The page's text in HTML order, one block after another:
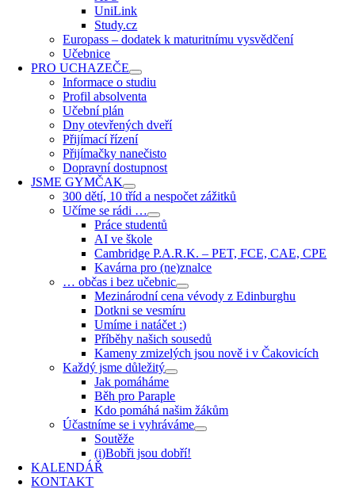
UniLink
Study.cz
Europass – dodatek k maturitnímu vysvědčení
Učebnice
PRO UCHAZEČE
Informace o studiu
Profil absolventa
Učební plán
Dny otevřených dveří
Přijímací řízení
Přijímačky nanečisto
Dopravní dostupnost
JSME GYMČAK
300 dětí, 10 tříd a nespočet zážitků
Učíme se rádi …
Práce studentů
AI ve škole
Cambridge P.A.R.K. – PET, FCE, CAE, CPE
Kavárna pro (ne)znalce
… občas i bez učebnic
Mezinárodní cena vévody z Edinburghu
Dotkni se vesmíru
Umíme i natáčet :)
Příběhy našich sousedů
Kameny zmizelých jsou nově i v Čakovicích
Každý jsme důležitý
Jak pomáháme
Běh pro Paraple
Kdo pomáhá našim žákům
Účastníme se i vyhráváme
Soutěže
(i)Bobři jsou dobří!
KALENDÁŘ
KONTAKT